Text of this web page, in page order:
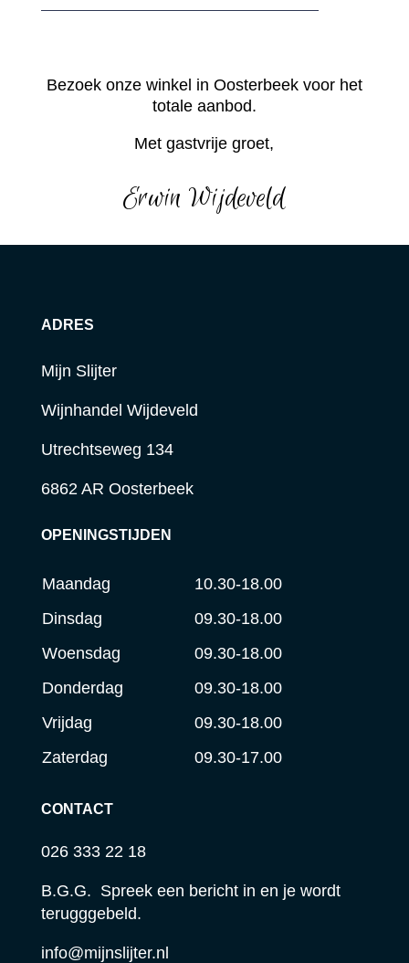
Bezoek onze winkel in Oosterbeek voor het
totale aanbod.
Met gastvrije groet,
Erwin Wijdeveld
ADRES
Mijn Slijter
Wijnhandel Wijdeveld
Utrechtseweg 134
6862 AR Oosterbeek
OPENINGSTIJDEN
Maandag
10.30-18.00
Dinsdag
09.30-18.00
Woensdag
09.30-18.00
Donderdag
09.30-18.00
Vrijdag
09.30-18.00
Zaterdag
09.30-17.00
CONTACT
026 333 22 18
B.G.G. Spreek een bericht in en je wordt
terugggebeld.
info@mijnslijter.nl